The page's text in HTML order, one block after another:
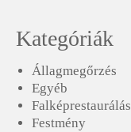
Kategóriák
Állagmegőrzés
Egyéb
Falképrestaurálás
Festmény